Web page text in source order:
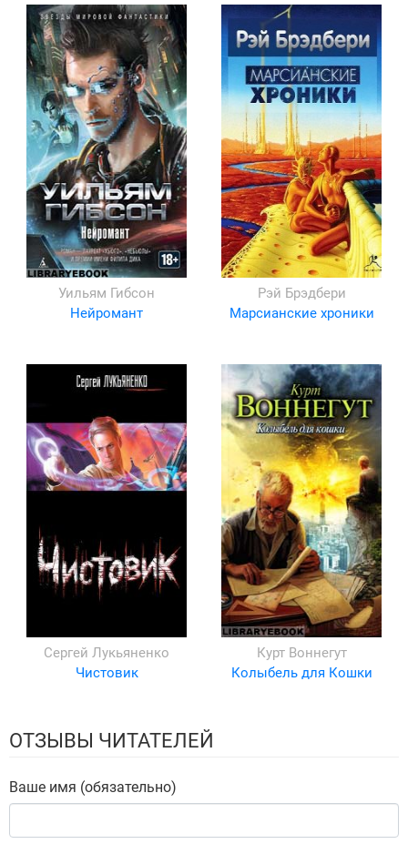
Уильям Гибсон
Нейромант
Рэй Брэдбери
Марсианские хроники
Сергей Лукьяненко
Чистовик
Курт Воннегут
Колыбель для Кошки
ОТЗЫВЫ ЧИТАТЕЛЕЙ
Ваше имя (обязательно)